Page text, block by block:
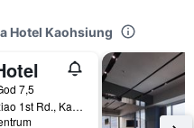
Hotel Kaohsiung
7,5
No., Zhongxiao 1st Rd., Kaohsiung, Taiwan